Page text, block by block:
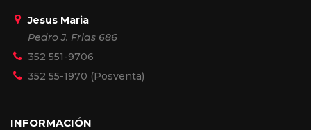
Jesus Maria
Pedro J. Frias 686
352 551-9706
352 55-1970 (Posventa)
INFORMACIÓN